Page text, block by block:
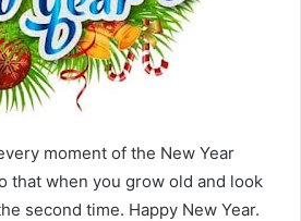
moment of the New Year
that when you grow old and look
second time. Happy New Year.